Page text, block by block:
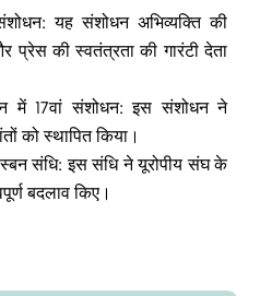
यह संशोधन अभिव्यक्ति की
प्रेस की स्वतंत्रता की गारंटी देता
में 17वां संशोधन: इस संशोधन ने
को स्थापित किया।
संधि: इस संधि ने यूरोपीय संघ के
बदलाव किए।